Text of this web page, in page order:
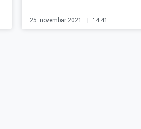
25. novembar 2021. 14:41